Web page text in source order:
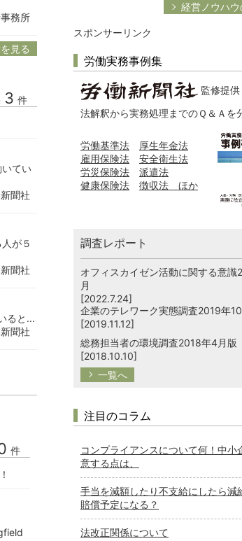
務所
見る
3 件
てい
聞社
が５
聞社
ると...
聞社
件
経営ノウハ
スポンサーリンク
労働実務事例集
監修提供
法解釈から実務処理までのＱ＆Ａを
労働基準法
厚生年金法
雇用保険法
安全衛生法
労災保険法
派遣法
健康保険法
徴収法 ほか
調査レポート
オフィスカイゼン活動に関する意識
月
[2022.7.24]
企業のテレワーク実態調査2019年
[2019.11.12]
総務担当者の環境調査2018年4月版
[2018.10.10]
一覧へ
注目のコラム
コンプライアンスについて何！中小
意する点は、
手当を減額したり不支給にしたら減
賠償予定になる？
法改正関係について